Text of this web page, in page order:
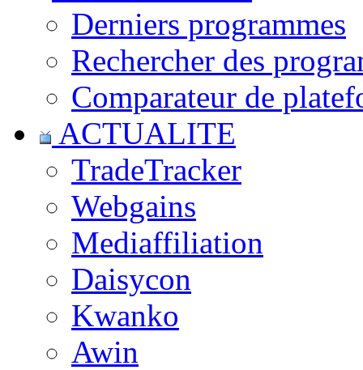
Derniers programmes
Rechercher des
Comparateur de
ACTUALITE
TradeTracker
Webgains
Mediaffiliation
Daisycon
Kwanko
Awin